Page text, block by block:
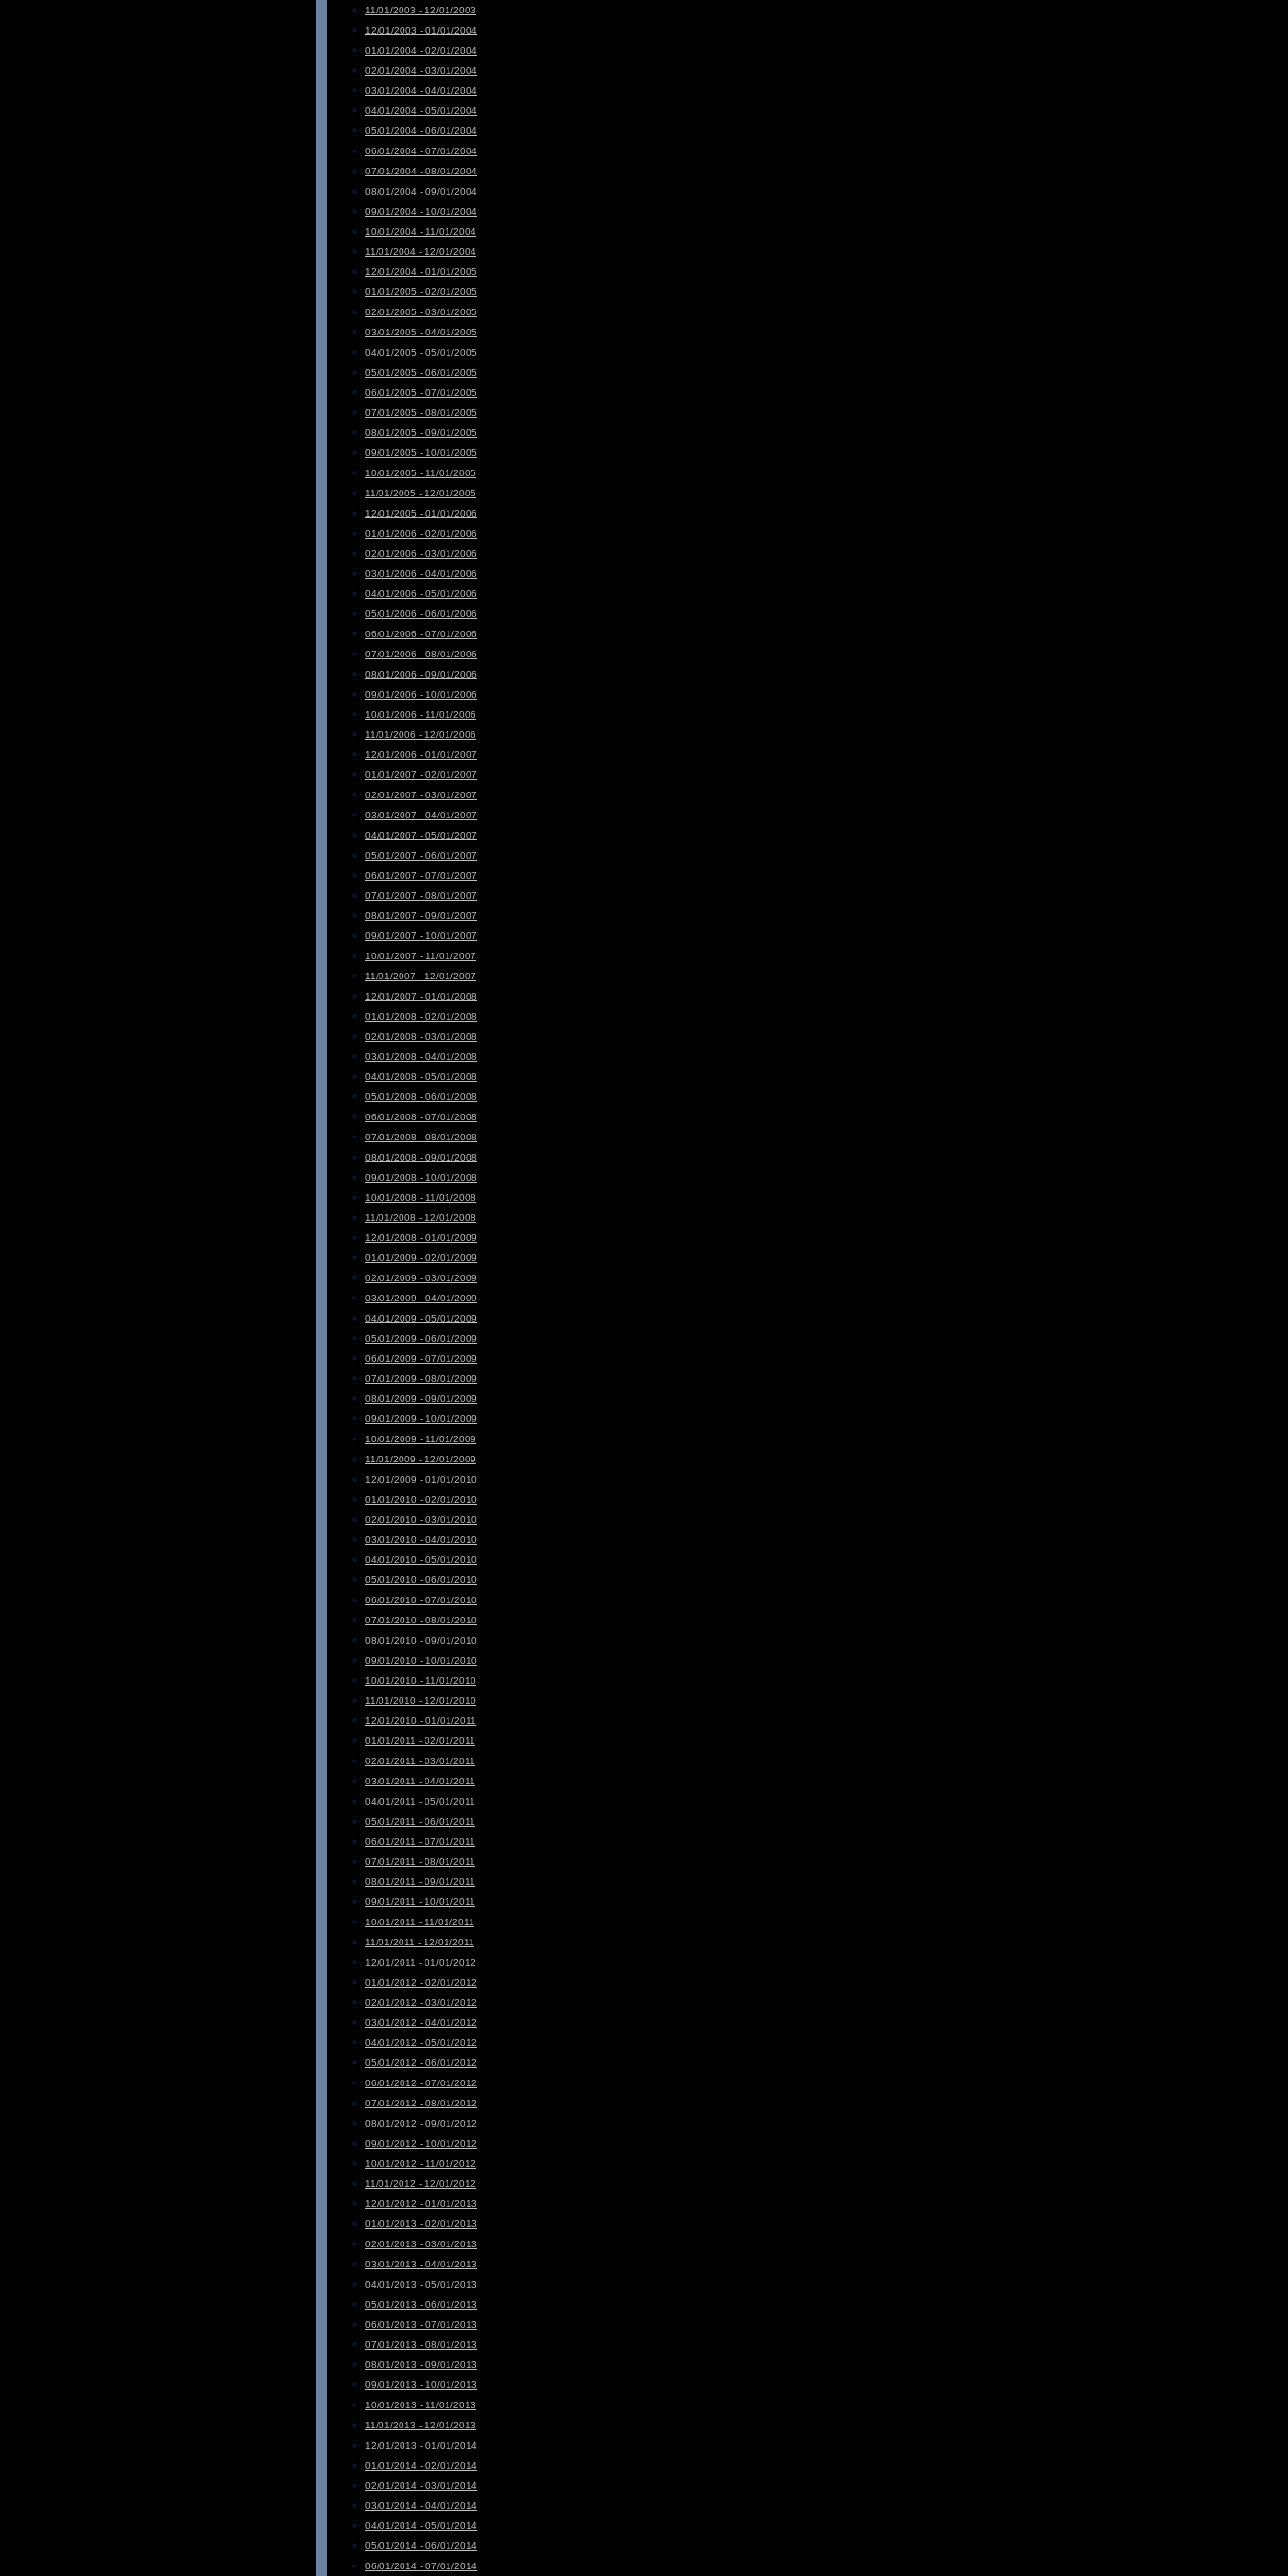
11/01/2003 - 12/01/2003
12/01/2003 - 01/01/2004
01/01/2004 - 02/01/2004
02/01/2004 - 03/01/2004
03/01/2004 - 04/01/2004
04/01/2004 - 05/01/2004
05/01/2004 - 06/01/2004
06/01/2004 - 07/01/2004
07/01/2004 - 08/01/2004
08/01/2004 - 09/01/2004
09/01/2004 - 10/01/2004
10/01/2004 - 11/01/2004
11/01/2004 - 12/01/2004
12/01/2004 - 01/01/2005
01/01/2005 - 02/01/2005
02/01/2005 - 03/01/2005
03/01/2005 - 04/01/2005
04/01/2005 - 05/01/2005
05/01/2005 - 06/01/2005
06/01/2005 - 07/01/2005
07/01/2005 - 08/01/2005
08/01/2005 - 09/01/2005
09/01/2005 - 10/01/2005
10/01/2005 - 11/01/2005
11/01/2005 - 12/01/2005
12/01/2005 - 01/01/2006
01/01/2006 - 02/01/2006
02/01/2006 - 03/01/2006
03/01/2006 - 04/01/2006
04/01/2006 - 05/01/2006
05/01/2006 - 06/01/2006
06/01/2006 - 07/01/2006
07/01/2006 - 08/01/2006
08/01/2006 - 09/01/2006
09/01/2006 - 10/01/2006
10/01/2006 - 11/01/2006
11/01/2006 - 12/01/2006
12/01/2006 - 01/01/2007
01/01/2007 - 02/01/2007
02/01/2007 - 03/01/2007
03/01/2007 - 04/01/2007
04/01/2007 - 05/01/2007
05/01/2007 - 06/01/2007
06/01/2007 - 07/01/2007
07/01/2007 - 08/01/2007
08/01/2007 - 09/01/2007
09/01/2007 - 10/01/2007
10/01/2007 - 11/01/2007
11/01/2007 - 12/01/2007
12/01/2007 - 01/01/2008
01/01/2008 - 02/01/2008
02/01/2008 - 03/01/2008
03/01/2008 - 04/01/2008
04/01/2008 - 05/01/2008
05/01/2008 - 06/01/2008
06/01/2008 - 07/01/2008
07/01/2008 - 08/01/2008
08/01/2008 - 09/01/2008
09/01/2008 - 10/01/2008
10/01/2008 - 11/01/2008
11/01/2008 - 12/01/2008
12/01/2008 - 01/01/2009
01/01/2009 - 02/01/2009
02/01/2009 - 03/01/2009
03/01/2009 - 04/01/2009
04/01/2009 - 05/01/2009
05/01/2009 - 06/01/2009
06/01/2009 - 07/01/2009
07/01/2009 - 08/01/2009
08/01/2009 - 09/01/2009
09/01/2009 - 10/01/2009
10/01/2009 - 11/01/2009
11/01/2009 - 12/01/2009
12/01/2009 - 01/01/2010
01/01/2010 - 02/01/2010
02/01/2010 - 03/01/2010
03/01/2010 - 04/01/2010
04/01/2010 - 05/01/2010
05/01/2010 - 06/01/2010
06/01/2010 - 07/01/2010
07/01/2010 - 08/01/2010
08/01/2010 - 09/01/2010
09/01/2010 - 10/01/2010
10/01/2010 - 11/01/2010
11/01/2010 - 12/01/2010
12/01/2010 - 01/01/2011
01/01/2011 - 02/01/2011
02/01/2011 - 03/01/2011
03/01/2011 - 04/01/2011
04/01/2011 - 05/01/2011
05/01/2011 - 06/01/2011
06/01/2011 - 07/01/2011
07/01/2011 - 08/01/2011
08/01/2011 - 09/01/2011
09/01/2011 - 10/01/2011
10/01/2011 - 11/01/2011
11/01/2011 - 12/01/2011
12/01/2011 - 01/01/2012
01/01/2012 - 02/01/2012
02/01/2012 - 03/01/2012
03/01/2012 - 04/01/2012
04/01/2012 - 05/01/2012
05/01/2012 - 06/01/2012
06/01/2012 - 07/01/2012
07/01/2012 - 08/01/2012
08/01/2012 - 09/01/2012
09/01/2012 - 10/01/2012
10/01/2012 - 11/01/2012
11/01/2012 - 12/01/2012
12/01/2012 - 01/01/2013
01/01/2013 - 02/01/2013
02/01/2013 - 03/01/2013
03/01/2013 - 04/01/2013
04/01/2013 - 05/01/2013
05/01/2013 - 06/01/2013
06/01/2013 - 07/01/2013
07/01/2013 - 08/01/2013
08/01/2013 - 09/01/2013
09/01/2013 - 10/01/2013
10/01/2013 - 11/01/2013
11/01/2013 - 12/01/2013
12/01/2013 - 01/01/2014
01/01/2014 - 02/01/2014
02/01/2014 - 03/01/2014
03/01/2014 - 04/01/2014
04/01/2014 - 05/01/2014
05/01/2014 - 06/01/2014
06/01/2014 - 07/01/2014